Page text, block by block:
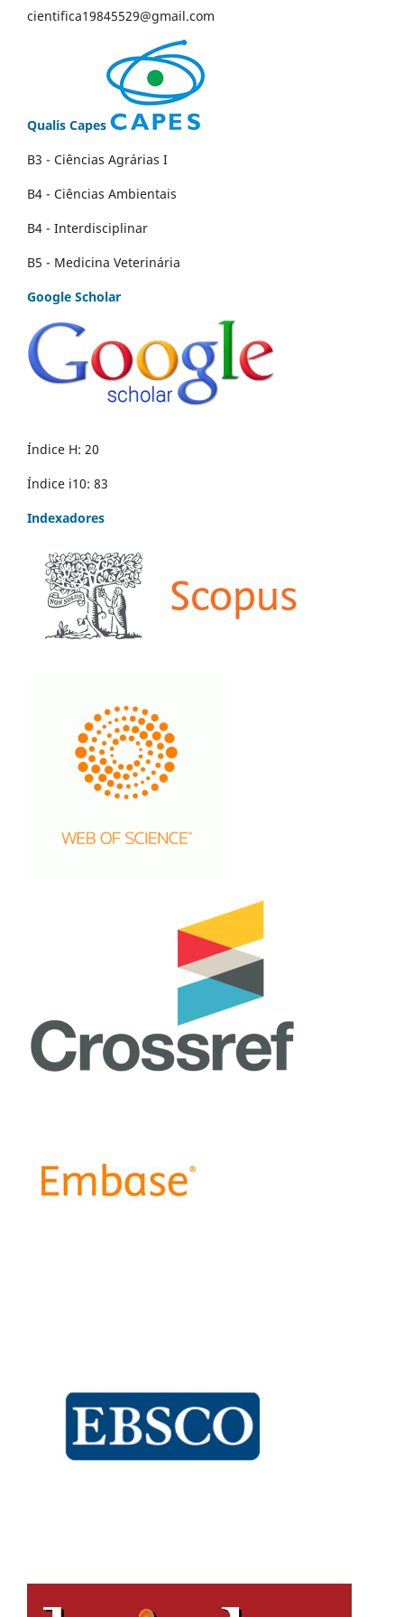
cientifica19845529@gmail.com
Qualis Capes
B3 - Ciências Agrárias I
B4 - Ciências Ambientais
B4 - Interdisciplinar
B5 - Medicina Veterinária
Google Scholar
Índice H: 20
Índice i10: 83
Indexadores